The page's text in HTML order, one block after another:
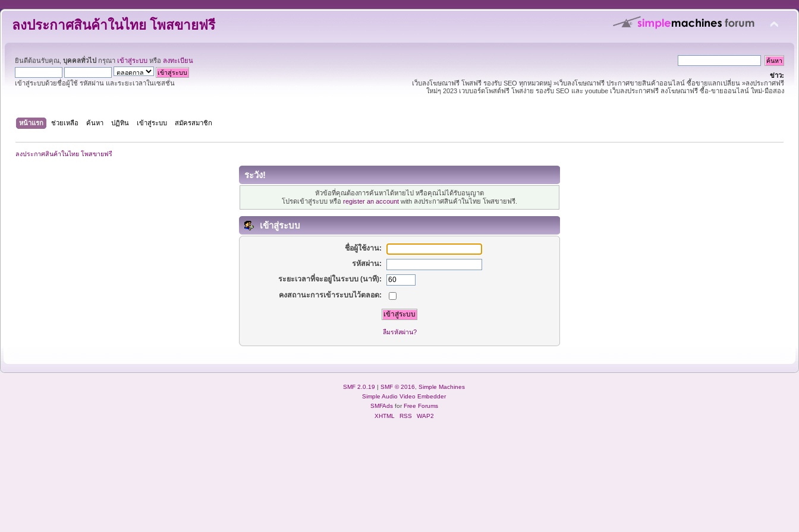
ลงประกาศสินค้าในไทย โพสขายฟรี
ยินดีต้อนรับคุณ, บุคคลทั่วไป กรุณา เข้าสู่ระบบ หรือ ลงทะเบียน
เข้าสู่ระบบด้วยชื่อผู้ใช้ รหัสผ่าน และระยะเวลาในเซสชั่น
ข่าว:
เว็บลงโฆษณาฟรี โพสฟรี รองรับ SEO ทุกหมวดหมู่ »เว็บลงโฆษณาฟรี ประกาศขายสินค้าออนไลน์ ซื้อขายแลกเปลี่ยน »ลงประกาศฟรี
ใหม่ๆ 2023 เวบบอร์ดโพสต์ฟรี โพสง่าย รองรับ SEO และ youtube เว็บลงประกาศฟรี ลงโฆษณาฟรี ซื้อ-ขายออนไลน์ ใหม่-มือสอง
หน้าแรก ช่วยเหลือ ค้นหา ปฏิทิน เข้าสู่ระบบ สมัครสมาชิก
ลงประกาศสินค้าในไทย โพสขายฟรี
ระวัง!
หัวข้อที่คุณต้องการค้นหาได้หายไป หรือคุณไม่ได้รับอนุญาต
โปรดเข้าสู่ระบบ หรือ register an account with ลงประกาศสินค้าในไทย โพสขายฟรี.
เข้าสู่ระบบ
ชื่อผู้ใช้งาน:
รหัสผ่าน:
ระยะเวลาที่จะอยู่ในระบบ (นาที):
คงสถานะการเข้าระบบไว้ตลอด:
ลืมรหัสผ่าน?
SMF 2.0.19 | SMF © 2016
Simple Machines
Simple Audio Video Embedder
SMFAdsforFree Forums
XHTML
RSS WAP2